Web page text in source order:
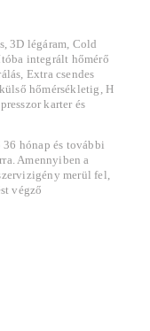
3D légáram, Cold
integrált hőmérő
Extra csendes
hőmérsékletig, H
karter és
hónap és további
Amennyiben a
merül fel,
végző